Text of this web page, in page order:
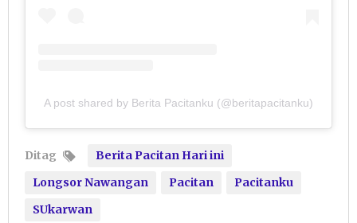
A post shared by Berita Pacitanku (@beritapacitanku)
Ditag
Berita Pacitan Hari ini
Longsor Nawangan
Pacitan
Pacitanku
SUkarwan